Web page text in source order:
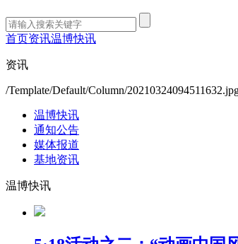
首页资讯温博快讯
资讯
/Template/Default/Column/
温博快讯
通知公告
媒体报道
基地资讯
温博快讯